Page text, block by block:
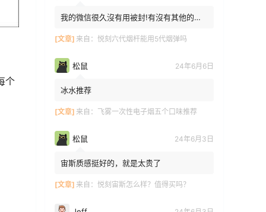
个
我的微信很久沒有用被封!有沒有其他的方
[文章] 来自： 悦刻六代烟杆能用5代烟弹吗
松鼠 24年6月6日
冰水推荐
[文章] 来自： 飞雾一次性电子烟五个口味推荐
松鼠 24年6月3日
宙斯质感挺好的，就是太贵了
[文章] 来自： 悦刻宙斯怎么样？值得买吗？